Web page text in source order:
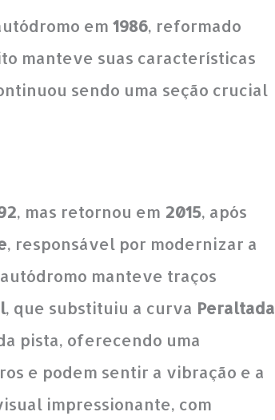
em1986, reformado
manteve suas características
sendo uma seção crucial
, mas retornou em 2015, após
, responsável por modernizar a
manteve traços
, que substituiu a curva Peraltada
pista, oferecendo uma
e podem sentir a vibração e a
impressionante, com